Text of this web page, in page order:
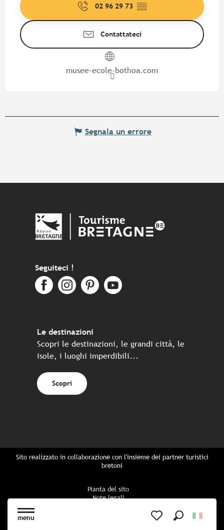
menu
02 96 29 73 ▒▒
Contattateci
musee-ecole-bothoa.com
Segnala un errore
Seguiteci !
Le destinazioni
Scopri le destinazioni, le grandi città, le
isole, i luoghi imperdibili...
Scopri
Sito realizzato in collaborazione con l'insieme dei partner turistici
bretoni
Pianta del sito
Note legali